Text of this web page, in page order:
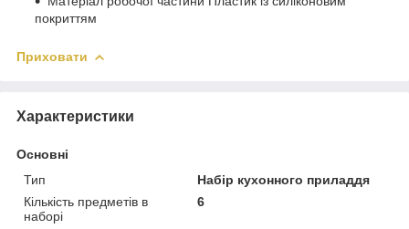
покриттям
Приховати
Характеристики
Основні
Тип
Набір кухонного приладдя
Кількість предметів в
наборі
6